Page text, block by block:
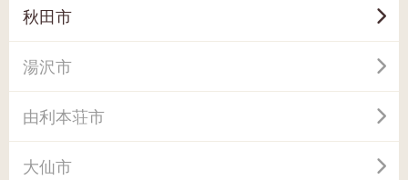
秋田市
湯沢市
由利本荘市
大仙市